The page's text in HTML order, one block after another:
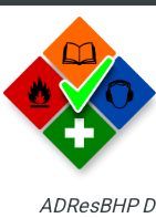
ADResBHP